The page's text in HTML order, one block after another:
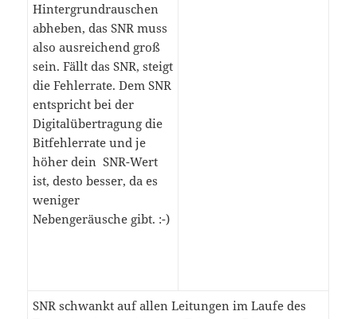
Hintergrundrauschen
abheben, das SNR muss
also ausreichend groß
sein. Fällt das SNR, steigt
die Fehlerrate. Dem SNR
entspricht bei der
Digitalübertragung die
Bitfehlerrate und je
höher dein SNR-Wert
ist, desto besser, da es
weniger
Nebengeräusche gibt. :-)
SNR schwankt auf allen Leitungen im Laufe des